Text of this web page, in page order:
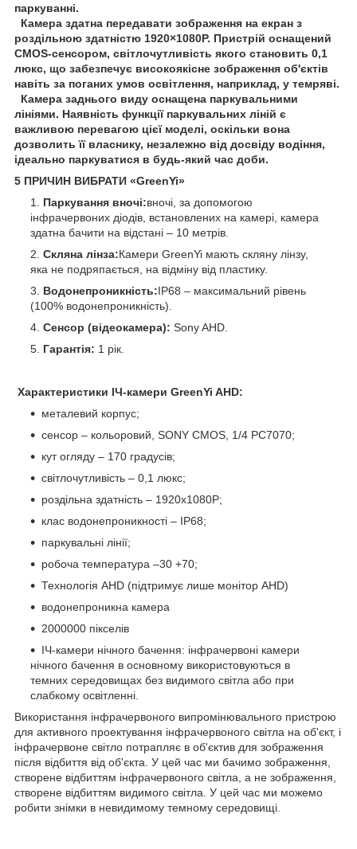
паркуванні.
Камера здатна передавати зображення на екран з
роздільною здатністю 1920×1080P. Пристрій оснащений
CMOS-сенсором, світлочутливість якого становить 0,1
люкс, що забезпечує високоякісне зображення об'єктів
навіть за поганих умов освітлення, наприклад, у темряві.
Камера заднього виду оснащена паркувальними
лініями. Наявність функції паркувальних ліній є
важливою перевагою цієї моделі, оскільки вона
дозволить її власнику, незалежно від досвіду водіння,
ідеально паркуватися в будь-який час доби.
5 ПРИЧИН ВИБРАТИ «GreenYi»
Паркування вночі:вночі, за допомогою
інфрачервоних діодів, встановлених на камері, камера
здатна бачити на відстані – 10 метрів.
Скляна лінза:Камери GreenYi мають скляну лінзу,
яка не подряпається, на відміну від пластику.
Водонепроникність:IP68 – максимальний рівень
(100% водонепроникність).
Сенсор (відеокамера): Sony AHD.
Гарантія: 1 рік.
Характеристики ІЧ-камери GreenYi AHD:
металевий корпус;
сенсор – кольоровий, SONY CMOS, 1/4 PC7070;
кут огляду – 170 градусів;
світлочутливість – 0,1 люкс;
роздільна здатність – 1920x1080P;
клас водонепроникності – IP68;
паркувальні лінії;
робоча температура –30 +70;
Технологія AHD (підтримує лише монітор AHD)
водонепроникна камера
2000000 пікселів
ІЧ-камери нічного бачення: інфрачервоні камери
нічного бачення в основному використовуються в
темних середовищах без видимого світла або при
слабкому освітленні.
Використання інфрачервоного випромінювального пристрою
для активного проектування інфрачервоного світла на об'єкт, і
інфрачервоне світло потрапляє в об'єктив для зображення
після відбиття від об'єкта. У цей час ми бачимо зображення,
створене відбиттям інфрачервоного світла, а не зображення,
створене відбиттям видимого світла. У цей час ми можемо
робити знімки в невидимому темному середовищі.